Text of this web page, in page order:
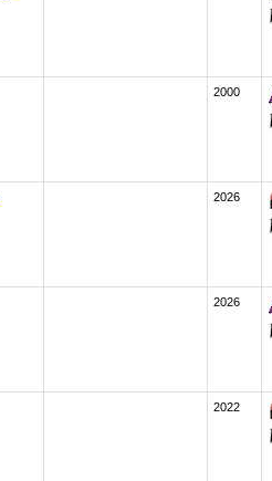
2000
2026
2026
2022